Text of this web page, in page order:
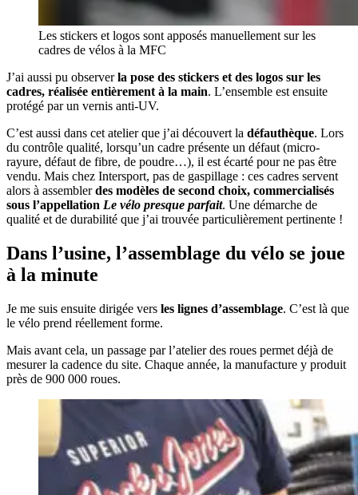
Les stickers et logos sont apposés manuellement sur les
cadres de vélos à la MFC
J’ai aussi pu observerla pose des stickers et des logos sur les
cadres, réalisée entièrement à la main. L’ensemble est ensuite
protégé par un vernis anti-UV.
C’est aussi dans cet atelier que j’ai découvert la défauthèque. Lors
du contrôle qualité, lorsqu’un cadre présente un défaut (micro-
rayure, défaut de fibre, de poudre…), il est écarté pour ne pas être
vendu. Mais chez Intersport, pas de gaspillage : ces cadres servent
alors à assemblerdes modèles de second choix, commercialisés
sous l’appellation Le vélo presque parfait. Une démarche de
qualité et de durabilité que j’ai trouvée particulièrement pertinente !
Dans l’usine, l’assemblage du vélo se joue
à la minute
Je me suis ensuite dirigée vers les lignes d’assemblage. C’est là que
le vélo prend réellement forme.
Mais avant cela, un passage par l’atelier des roues permet déjà de
mesurer la cadence du site. Chaque année, la manufacture y produit
près de 900 000 roues.